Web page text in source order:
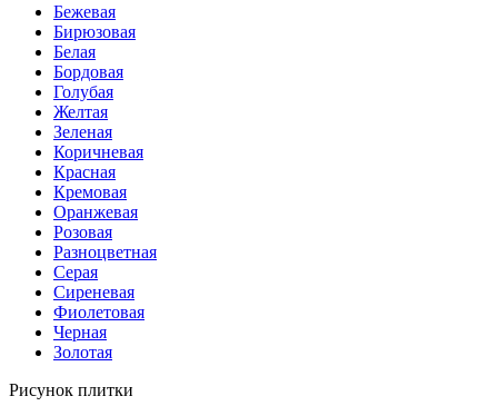
Бежевая
Бирюзовая
Белая
Бордовая
Голубая
Желтая
Зеленая
Коричневая
Красная
Кремовая
Оранжевая
Розовая
Разноцветная
Серая
Сиреневая
Фиолетовая
Черная
Золотая
Рисунок плитки